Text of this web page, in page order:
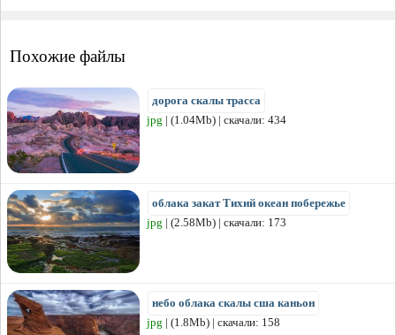
Похожие файлы
дорога скалы трасса
jpg | (1.04Mb) | скачали: 434
облака закат Тихий океан побережье
jpg | (2.58Mb) | скачали: 173
небо облака скалы сша каньон
jpg | (1.8Mb) | скачали: 158